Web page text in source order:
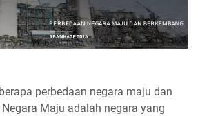
perbedaan negara maju dan
Maju adalah negara yang